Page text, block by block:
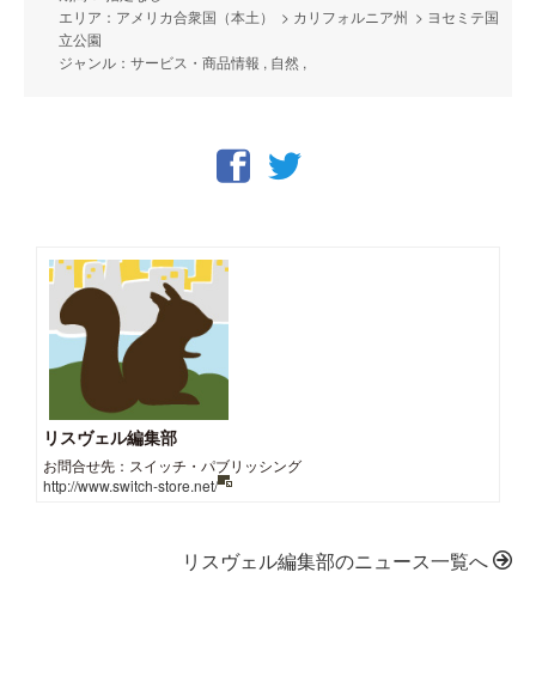
エリア：アメリカ合衆国（本土） > カリフォルニア州 > ヨセミテ国
立公園
ジャンル：サービス・商品情報 , 自然 ,
リスヴェル編集部
お問合せ先：スイッチ・パブリッシング
http://www.switch-store.net/
リスヴェル編集部のニュース一覧へ